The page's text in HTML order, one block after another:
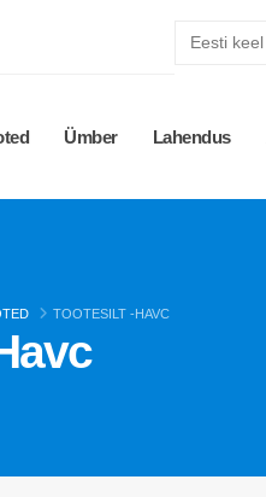
Ümber Lahendus
TOOTESILT -HAVC